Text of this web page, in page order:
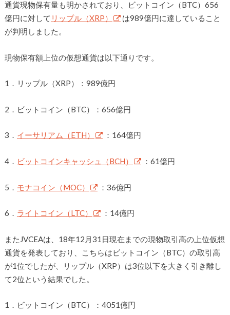
通貨現物保有量も明かされており、ビットコイン（BTC）656
億円に対して リップル（XRP）
は989億円に達していること
が判明しました。
現物保有額上位の仮想通貨は以下通りです。
1．リップル（XRP）：989億円
2．ビットコイン（BTC）：656億円
3． イーサリアム（ETH） ：164億円
4． ビットコインキャッシュ（BCH） ：61億円
5． モナコイン（MOC） ：36億円
6． ライトコイン（LTC） ：14億円
またJVCEAは、18年12月31日現在までの現物取引高の上位仮想
通貨を発表しており、こちらはビットコイン（BTC）の取引高
が1位でしたが、リップル（XRP）は3位以下を大きく引き離し
て2位という結果でした。
1．ビットコイン（BTC）：4051億円